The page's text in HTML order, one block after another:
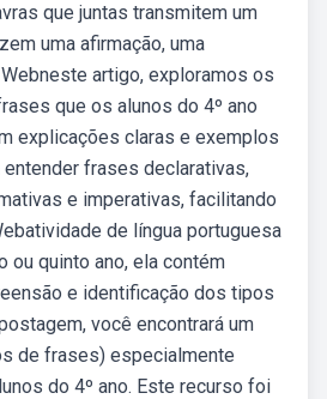
que juntas transmitem um
uma afirmação, uma
artigo, exploramos os
que os alunos do 4º ano
explicações claras e exemplos
frases declarativas,
e imperativas, facilitando
de língua portuguesa
ou quinto ano, ela contém
e identificação dos tipos
você encontrará um
de frases) especialmente
do 4º ano. Este recurso foi